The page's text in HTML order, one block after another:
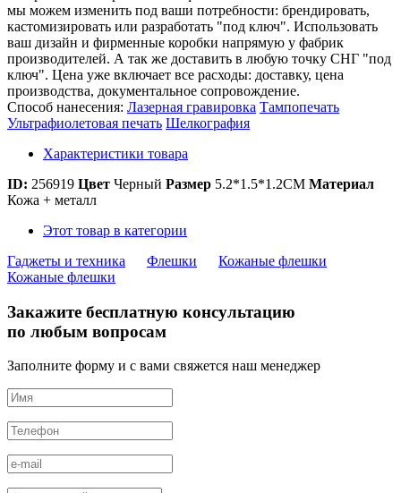
мы можем изменить под ваши потребности: брендировать,
кастомизировать или разработать "под ключ". Использовать
ваш дизайн и фирменные коробки напрямую у фабрик
производителей. А так же доставить в любую точку СНГ "под
ключ". Цена уже включает все расходы: доставку, цена
производства, документальное сопровождение.
Способ нанесения: Лазерная гравировка Тампопечать
Ультрафиолетовая печать Шелкография
Характеристики товара
ID: 256919 Цвет Черный Размер 5.2*1.5*1.2CM Материал
Кожа + металл
Этот товар в категории
Гаджеты и техника
Флешки
Кожаные флешки
Кожаные флешки
Закажите бесплатную консультацию
по любым вопросам
Заполните форму и с вами свяжется наш менеджер